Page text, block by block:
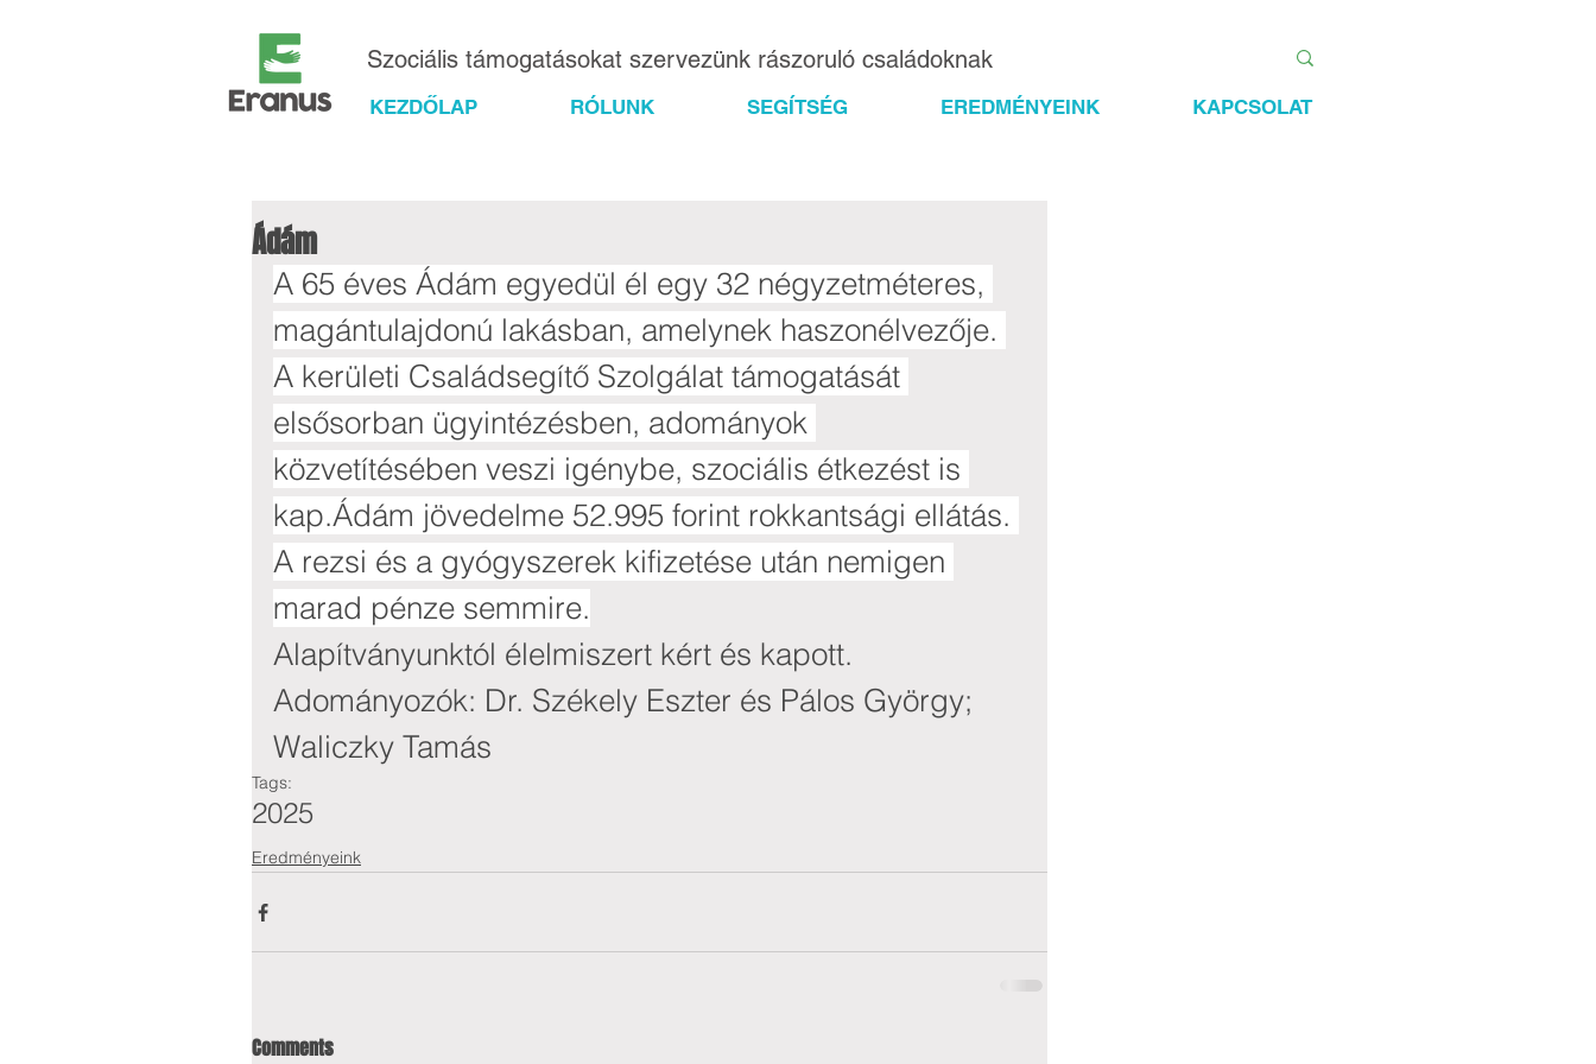
Szociális támogatásokat szervezünk rászoruló családoknak
KEZDŐLAP RÓLUNK SEGÍTSÉG EREDMÉNYEINK KAPCSOLAT
Ádám
A 65 éves Ádám egyedül él egy 32 négyzetméteres,
magántulajdonú lakásban, amelynek haszonélvezője.
A kerületi Családsegítő Szolgálat támogatását
elsősorban ügyintézésben, adományok
közvetítésében veszi igénybe, szociális étkezést is
kap.Ádám jövedelme 52.995 forint rokkantsági ellátás.
A rezsi és a gyógyszerek kifizetése után nemigen
marad pénze semmire.
Alapítványunktól élelmiszert kért és kapott.
Adományozók: Dr. Székely Eszter és Pálos György;
Waliczky Tamás
Tags:
2025
Eredményeink
Comments